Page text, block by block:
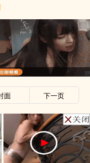
面 下一页